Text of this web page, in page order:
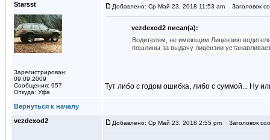
Starsst
Зарегистрирован:
09.09.2009
Сообщения: 957
Откуда: Уфа
Добавлено: Ср Май 23, 2018 11:53 am Заголовок
vezdexod2 писал(а):
Водителям, не имеющим Лицензию
пошлины за выдачу лицензии
Тут либо с годом ошибка, либо с суммой... Ну
Вернуться к началу
vezdexod2
Добавлено: Ср Май 23, 2018 2:55 pm Заголовок